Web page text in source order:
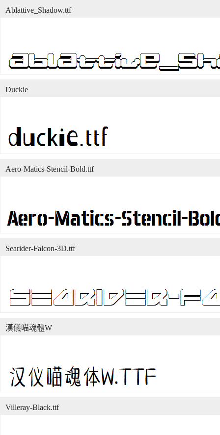
Ablattive_Shadow.ttf
Duckie
Aero-Matics-Stencil-Bold.ttf
Searider-Falcon-3D.ttf
漢儀喵魂體W
Villeray-Black.ttf